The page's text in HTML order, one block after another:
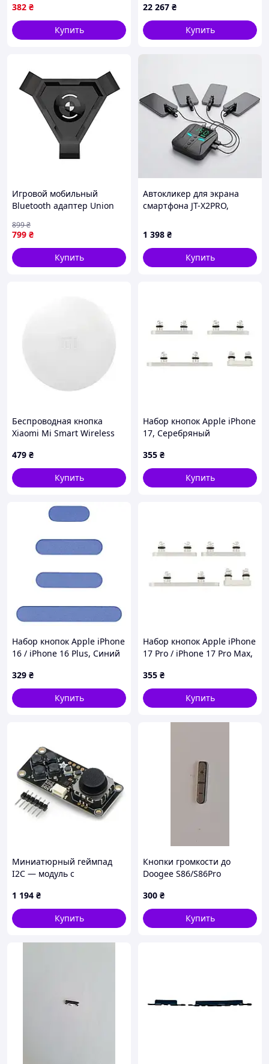
382 ₴
Купить
22 267 ₴
Купить
Игровой мобильный
Bluetooth адаптер Union
/Svart/ -stunning-products-
for-life-
799 ₴
899₴
Купить
Автокликер для экрана
смартфона JT-X2PRO,
тапалок Telegram и
стримов TikTok, для iOS
1 398 ₴
Купить
Беспроводная кнопка
Xiaomi Mi Smart Wireless
479 ₴
Купить
Набор кнопок Apple iPhone
17, Серебряный
355 ₴
Купить
Набор кнопок Apple iPhone
16 / iPhone 16 Plus, Синий
329 ₴
Купить
Набор кнопок Apple iPhone
17 Pro / iPhone 17 Pro Max,
355 ₴
Купить
Миниатюрный геймпад
I2C — модуль с
STEMMA QT/Qwiic —
Adafruit 5743
1 194 ₴
Купить
Кнопки громкости до
Doogee S86/S86Pro
300 ₴
Купить